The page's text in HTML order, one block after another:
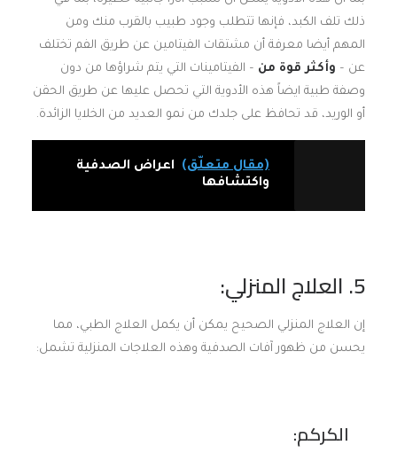
ذلك تلف الكبد، فإنها تتطلب وجود طبيب بالقرب منك ومن
المهم أيضا معرفة أن مشتقات الفيتامين عن طريق الفم تختلف
عن – وأكثر قوة من – الفيتامينات التي يتم شراؤها من دون
وصفة طبية ايضاً هذه الأدوية التي تحصل عليها عن طريق الحقن
أو الوريد، قد تحافظ على جلدك من نمو العديد من الخلايا الزائدة.
(مقال متعلّق)
اعراض الصدفية
واكتشافها
5. العلاج المنزلي:
إن العلاج المنزلي الصحيح يمكن أن يكمل العلاج الطبي، مما
يحسن من ظهور آفات الصدفية وهذه العلاجات المنزلية تشمل:
الكركم: